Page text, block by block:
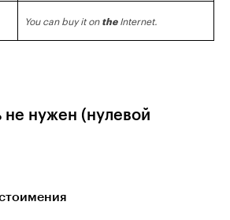
You can buy it on theInternet.
не нужен (нулевой